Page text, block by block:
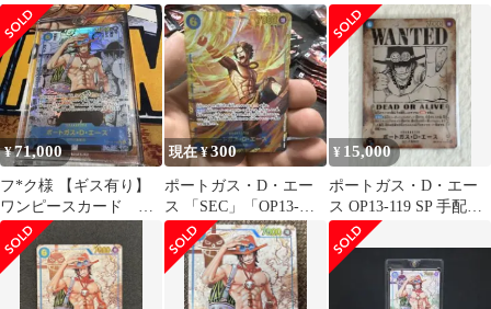
スカード
ドコミパラ)
¥71,000
フ*ク様 【ギス有り】
ワンピースカード ポ
ートガス・D・エー
ス コミパラ
現在 ¥300
ポートガス・D・エー
ス 「SEC」「OP13-
119」 受け継がれる意
志
¥ 15,000
ポートガス・D・エー
ス OP13-119 SP 手配書
ワンピースカード